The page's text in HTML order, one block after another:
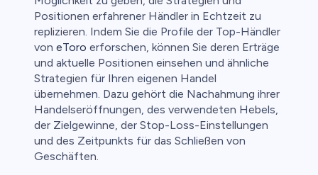
Positionen erfahrener Händler in Echtzeit zu
replizieren. Indem Sie die Profile der Top-Händler
von eToro erforschen, können Sie deren Erträge
und aktuelle Positionen einsehen und ähnliche
Strategien für Ihren eigenen Handel
übernehmen. Dazu gehört die Nachahmung ihrer
Handelseröffnungen, des verwendeten Hebels,
der Zielgewinne, der Stop-Loss-Einstellungen
und des Zeitpunkts für das Schließen von
Geschäften.